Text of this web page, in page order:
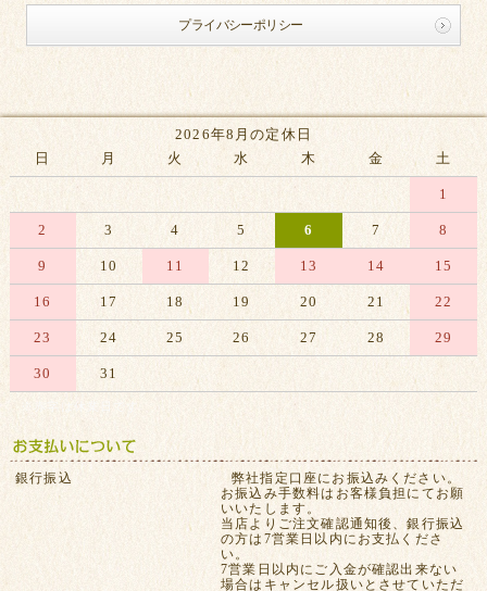
プライバシーポリシー
2026年8月の定休日
日
月 火 水 木 金 土
1
2 3 4 5 6 7 8
9 10 11 12 13 14 15
16 17 18 19 20 21 22
23 24 25 26 27 28 29
30 31
※赤字は休業日です
銀行振込
弊社指定口座にお振込みください。
お振込み手数料はお客様負担にてお願
いいたします。
当店よりご注文確認通知後、銀行振込
の方は7営業日以内にお支払くださ
い。
7営業日以内にご入金が確認出来ない
場合はキャンセル扱いとさせていただ